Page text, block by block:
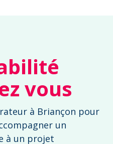
vous
à Briançon pour
un
à un projet